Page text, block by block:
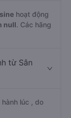
hoạt động
null. Các hãng
từ Sân
lúc
, do